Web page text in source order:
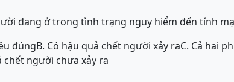
đang ở trong tình trạng nguy hiểm đến tính
đúngB. Có hậu quả chết người xảy raC. Cả hai
chết người chưa xảy ra